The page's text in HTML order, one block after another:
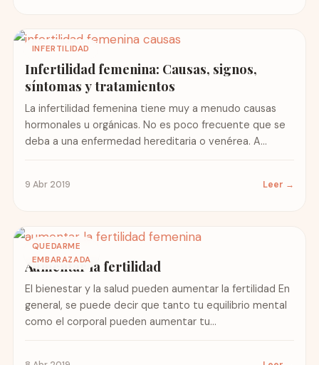
INFERTILIDAD
Infertilidad femenina: Causas, signos,
síntomas y tratamientos
La infertilidad femenina tiene muy a menudo causas
hormonales u orgánicas. No es poco frecuente que se
deba a una enfermedad hereditaria o venérea. A...
9 Abr 2019 Leer →
QUEDARME
EMBARAZADA
Aumentar la fertilidad
El bienestar y la salud pueden aumentar la fertilidad En
general, se puede decir que tanto tu equilibrio mental
como el corporal pueden aumentar tu...